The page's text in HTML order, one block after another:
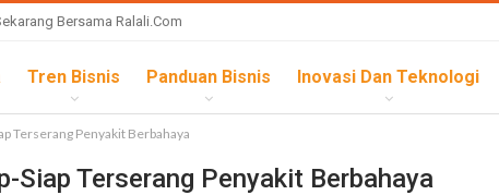
Bersama Ralali.com
Tren Bisnis Panduan Bisnis Inovasi Dan Teknologi
Terserang Penyakit Berbahaya
Siap Terserang Penyakit Berbahaya